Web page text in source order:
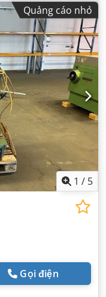
Quảng cáo nhỏ
1 / 5
Gọi điện